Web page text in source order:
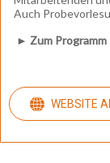
Auch
► Zum Programm
WEBSITE